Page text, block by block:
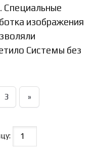
изображения
Системы без
3 »